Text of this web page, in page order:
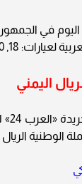
في
22 و 24 قيراط.
اليمني
..
الريال